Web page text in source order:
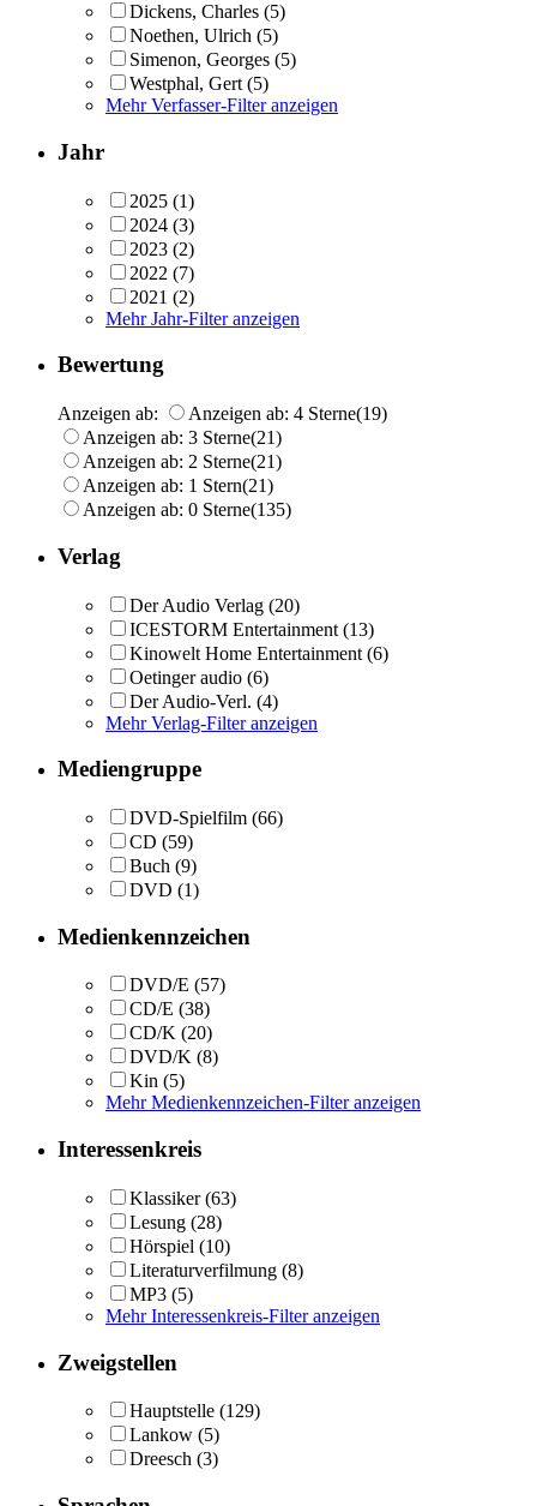
Dickens, Charles (5)
Noethen, Ulrich (5)
Simenon, Georges (5)
Westphal, Gert (5)
Mehr Verfasser-Filter anzeigen
Jahr
2025 (1)
2024 (3)
2023 (2)
2022 (7)
2021 (2)
Mehr Jahr-Filter anzeigen
Bewertung
Anzeigen ab: Anzeigen ab: 4 Sterne(19)
Anzeigen ab: 3 Sterne(21)
Anzeigen ab: 2 Sterne(21)
Anzeigen ab: 1 Stern(21)
Anzeigen ab: 0 Sterne(135)
Verlag
Der Audio Verlag (20)
ICESTORM Entertainment (13)
Kinowelt Home Entertainment (6)
Oetinger audio (6)
Der Audio-Verl. (4)
Mehr Verlag-Filter anzeigen
Mediengruppe
DVD-Spielfilm (66)
CD (59)
Buch (9)
DVD (1)
Medienkennzeichen
DVD/E (57)
CD/E (38)
CD/K (20)
DVD/K (8)
Kin (5)
Mehr Medienkennzeichen-Filter anzeigen
Interessenkreis
Klassiker (63)
Lesung (28)
Hörspiel (10)
Literaturverfilmung (8)
MP3 (5)
Mehr Interessenkreis-Filter anzeigen
Zweigstellen
Hauptstelle (129)
Lankow (5)
Dreesch (3)